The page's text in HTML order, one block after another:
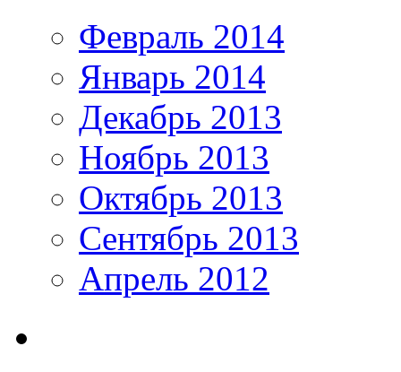
Февраль 2014
Январь 2014
Декабрь 2013
Ноябрь 2013
Октябрь 2013
Сентябрь 2013
Апрель 2012